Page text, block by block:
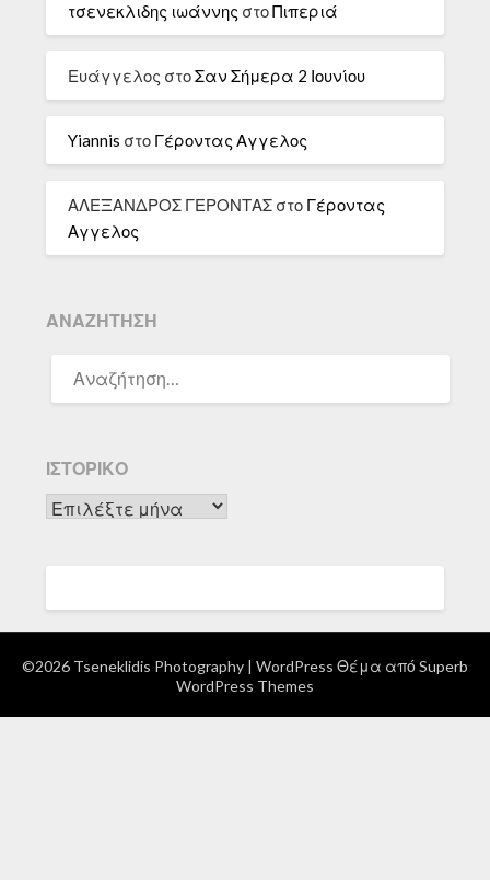
τσενεκλιδης ιωάννης στοΠιπεριά
Ευάγγελος στοΣαν Σήμερα 2 Ιουνίου
Yiannis στο Γέροντας Αγγελος
ΑΛΕΞΑΝΔΡΟΣ ΓΕΡΟΝΤΑΣ στο Γέροντας
Αγγελος
ΑΝΑΖΉΤΗΣΗ
ΓΙΑ:
ΙΣΤΟΡΙΚΌ
Ιστορικό
©2026 Tseneklidis Photography | WordPress Θέμα από Superb
WordPress Themes